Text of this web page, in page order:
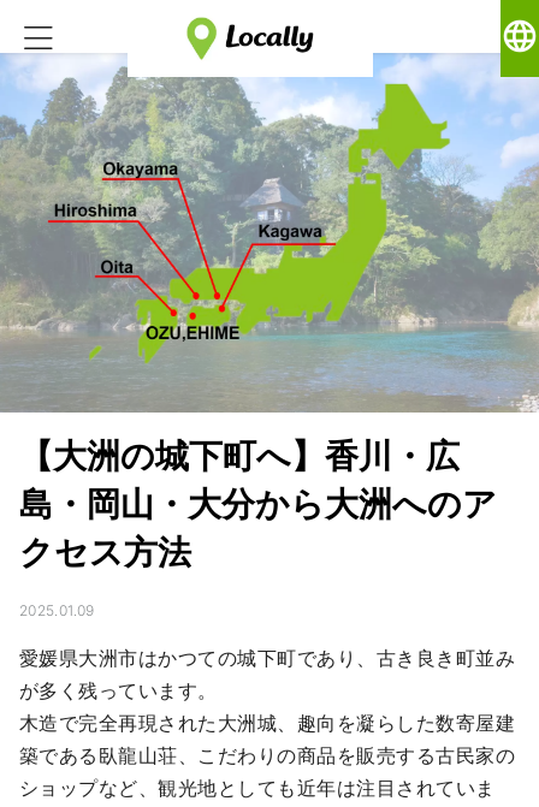
language
【大洲の城下町へ】香川・広
島・岡山・大分から大洲へのア
クセス方法
2025.01.09
愛媛県大洲市はかつての城下町であり、古き良き町並み
が多く残っています。
木造で完全再現された大洲城、趣向を凝らした数寄屋建
築である臥龍山荘、こだわりの商品を販売する古民家の
ショップなど、観光地としても近年は注目されていま